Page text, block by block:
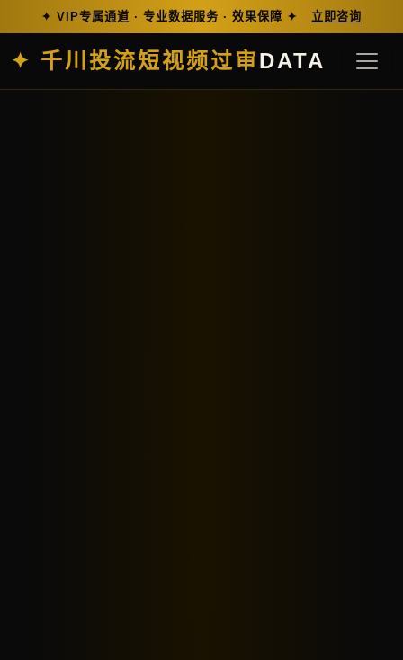
✦ VIP专属通道 · 专业数据服务 · 效果保障 ✦ 立即咨询
✦ 千川投流短视频过审DATA